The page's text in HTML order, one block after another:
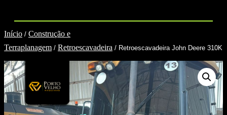
Início / Construção e
Terraplanagem / Retroescavadeira / Retroescavadeira John Deere 310K